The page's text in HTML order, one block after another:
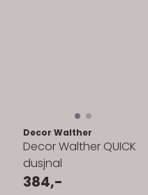
Decor Walther
Decor Walther QUICK
dusjnal
384,-